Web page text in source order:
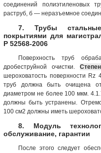
соединений полиэтиленовых
раструб, б — неразъемное
7. Трубы
покрытиями для
Р 52568-2006
Поверхность труб
дробеструйной очистки.
шероховатость поверхности Rz
труб должна быть очищена
диаметром не более 100 мкм.
должны быть устранены.
100 см2 должны иметь
8. Модуль
обслуживание, гарантии
После этого следует